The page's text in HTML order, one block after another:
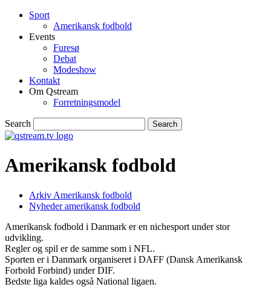
Sport
Amerikansk fodbold
Events
Furesø
Debat
Modeshow
Kontakt
Om Qstream
Forretningsmodel
Search
Amerikansk fodbold
Arkiv Amerikansk fodbold
Nyheder amerikansk fodbold
Amerikansk fodbold i Danmark er en nichesport under stor
udvikling.
Regler og spil er de samme som i NFL.
Sporten er i Danmark organiseret i DAFF (Dansk Amerikansk
Forbold Forbind) under DIF.
Bedste liga kaldes også National ligaen.